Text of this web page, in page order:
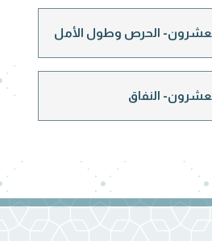
الحرص وطول الأمل
النفاق